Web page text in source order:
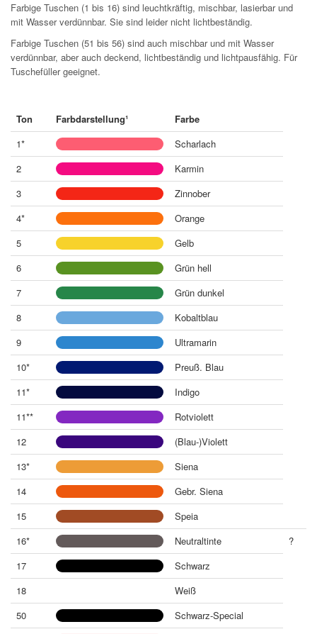
Farbige Tuschen (1 bis 16) sind leuchtkräftig, mischbar, lasierbar und
mit Wasser verdünnbar. Sie sind leider nicht lichtbeständig.
Farbige Tuschen (51 bis 56) sind auch mischbar und mit Wasser
verdünnbar, aber auch deckend, lichtbeständig und lichtpausfähig. Für
Tuschefüller geeignet.
Ton Farbdarstellung¹
Farbe
1*
Scharlach
2
Karmin
3
Zinnober
4*
Orange
5
Gelb
6
Grün hell
7
Grün dunkel
8
Kobaltblau
9
Ultramarin
10*
Preuß. Blau
11*
Indigo
11**
Rotviolett
12
(Blau-)Violett
13*
Siena
14
Gebr. Siena
15
Speia
16*
Neutraltinte
?
17
Schwarz
18
Weiß
50
Schwarz-Special